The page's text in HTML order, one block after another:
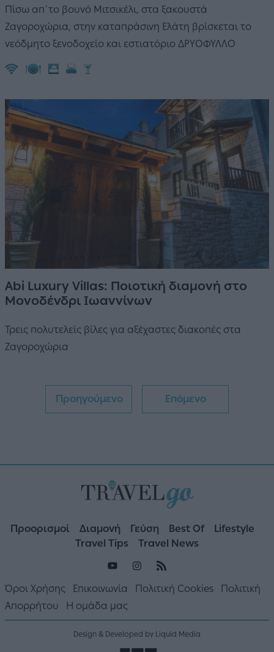
Πίσω απ΄το βουνό Μιτσικέλι, στα ξακουστά
Ζαγοροχώρια, στην καταπράσινη Ελάτη βρίσκεται το
νεόδμητο ξενοδοχείο και εστιατόριο ΔΡΥΟΦΥΛΛΟ
Αbi Luxury Villas: Ποιοτική διαμονή στο
Μονοδένδρι Ιωαννίνων
Τρεις πολυτελείς βίλες για αξέχαστες διακοπές στα
Ζαγοροχώρια
Προηγούμενο Επόμενο
Προορισμοί Διαμονή Γεύση Best Of
Lifestyle
Travel Tips
Travel News
Όροι Χρήσης Επικοινωνία Πολιτική Cookies
Πολιτική
Απορρήτου
Η ομάδα μας
Design & Developed by Liquid Media